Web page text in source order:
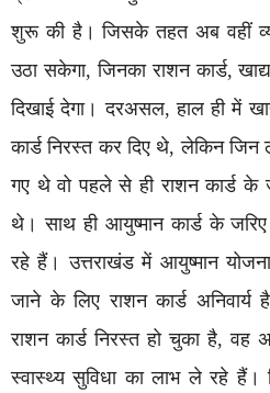
शुरू की है। जिसके तहत अब वहीं
उठा सकेगा, जिनका राशन कार्ड,
दिखाई देगा। दरअसल, हाल ही में
कार्ड निरस्त कर दिए थे, लेकिन जिन
गए थे वो पहले से ही राशन कार्ड के
थे। साथ ही आयुष्मान कार्ड के
रहे हैं। उत्तराखंड में आयुष्मान
जाने के लिए राशन कार्ड अनिवार्य
राशन कार्ड निरस्त हो चुका है, वह
स्वास्थ्य सुविधा का लाभ ले रहे